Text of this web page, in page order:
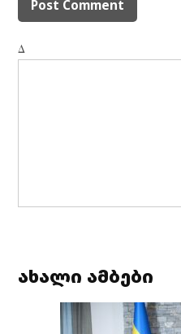
Δ
ახალი ამბები